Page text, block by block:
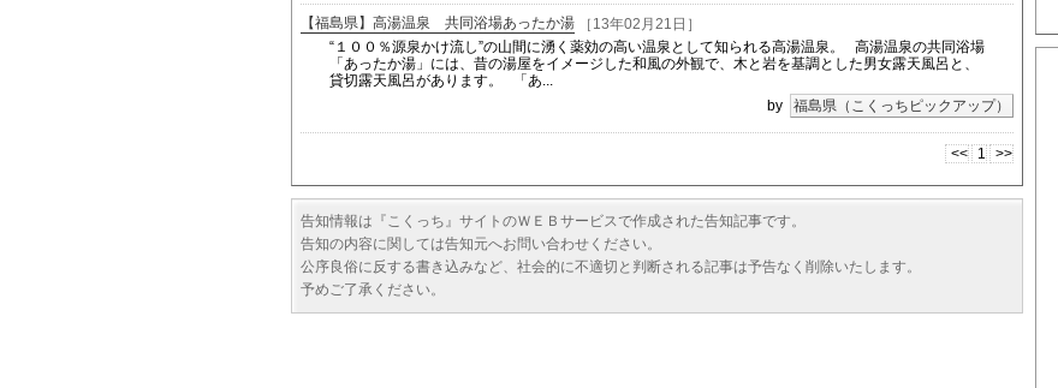
【福島県】高湯温泉 共同浴場あったか湯
［13年02月21日］
“１００％源泉かけ流し”の山間に湧く薬効の高い温泉として知られる高湯温泉。 高湯温泉の共同浴場
「あったか湯」には、昔の湯屋をイメージした和風の外観で、木と岩を基調とした男女露天風呂と、
貸切露天風呂があります。 「あ...
by
福島県（こくっちピックアップ）
<< 1 >>
告知情報は『こくっち』サイトのＷＥＢサービスで作成された告知記事です。
告知の内容に関しては告知元へお問い合わせください。
公序良俗に反する書き込みなど、社会的に不適切と判断される記事は予告なく削除いたします。
予めご了承ください。